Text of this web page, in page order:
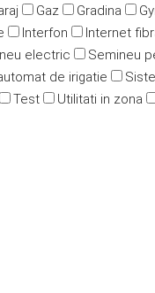
Gaz Gradina
Interfon Internet
electric Semineu
de irigatie
Test Utilitati in zona